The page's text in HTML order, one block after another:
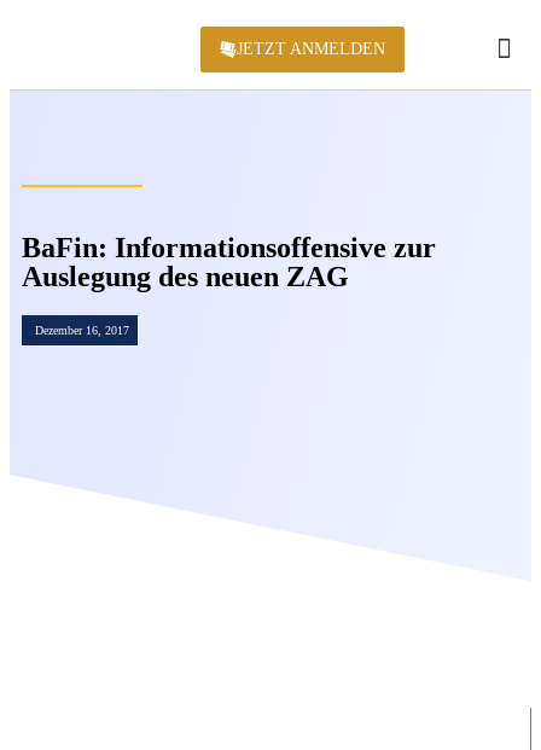
JETZT ANMELDEN
BaFin: Informationsoffensive zur
Auslegung des neuen ZAG
Dezember 16, 2017